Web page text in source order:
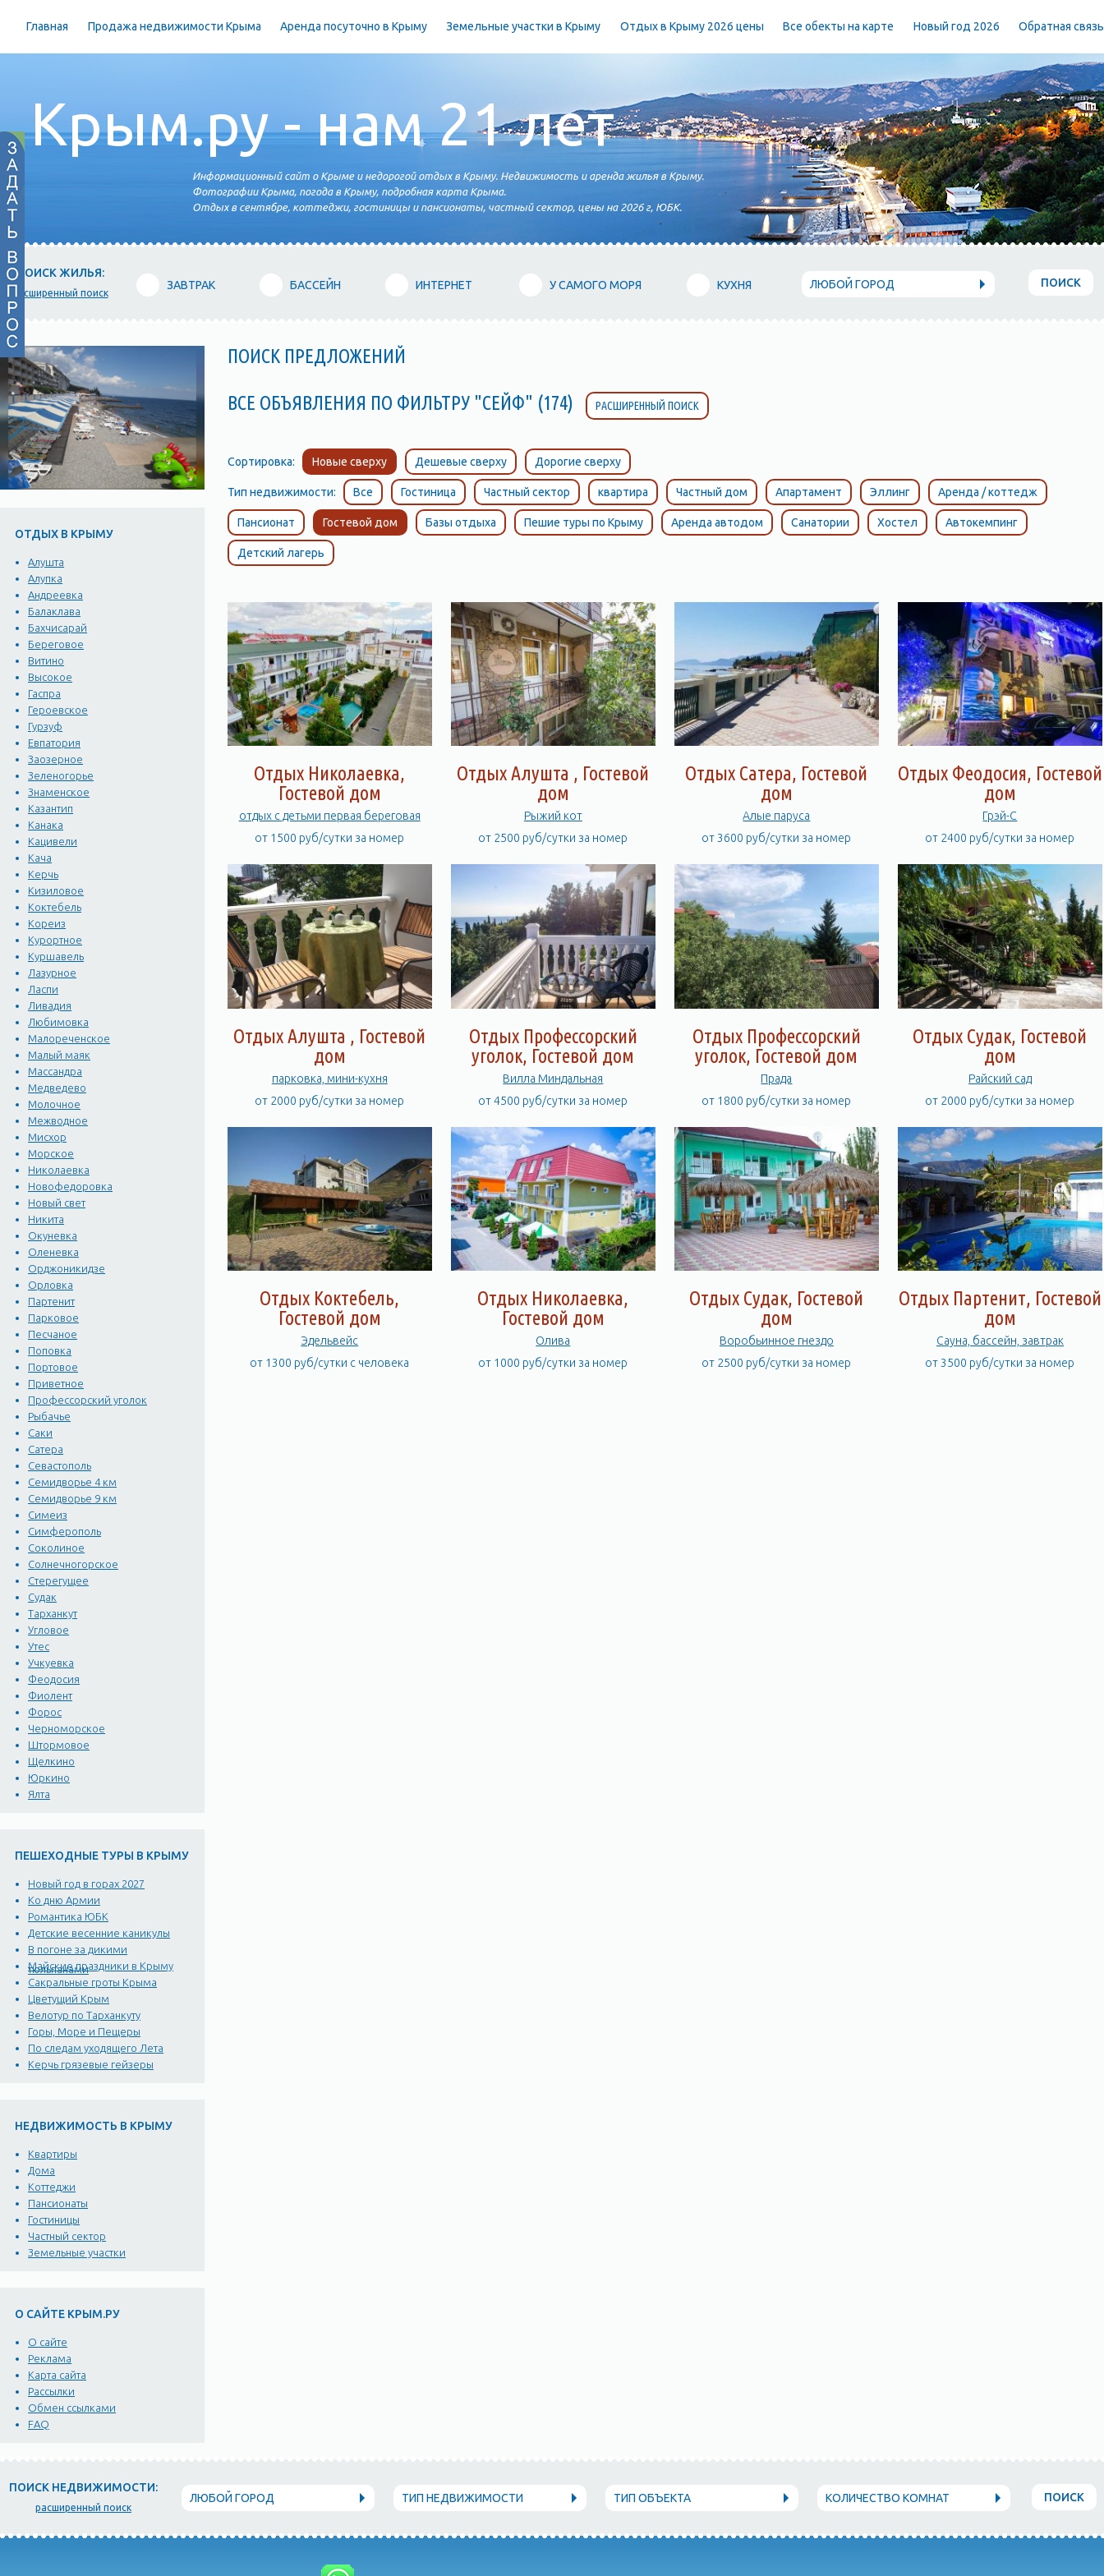
Главная Продажа недвижимости Крыма Аренда посуточно в Крыму Земельные участки в Крыму Отдых в Крыму 2026 цены Все обекты на карте Новый год 2026 Обратная связь
Крым.ру - нам 21 лет
Информационный сайт о Крыме и недорогой отдых в Крыму. Недвижимость и аренда жилья в Крыму.
Фотографии Крыма, погода в Крыму, подробная карта Крыма.
Отдых в сентябре, коттеджи, гостиницы и пансионаты, частный сектор, цены на 2026 г, ЮБК.
ПОИСК ЖИЛЬЯ:
расширенный поиск
ЗАВТРАК БАССЕЙН ИНТЕРНЕТ У САМОГО МОРЯ КУХНЯ ЛЮБОЙ ГОРОД ПОИСК
ОТДЫХ В КРЫМУ
Алушта
Алупка
Андреевка
Балаклава
Бахчисарай
Береговое
Витино
Высокое
Гаспра
Героевское
Гурзуф
Евпатория
Заозерное
Зеленогорье
Знаменское
Казантип
Канака
Кацивели
Кача
Керчь
Кизиловое
Коктебель
Кореиз
Курортное
Куршавель
Лазурное
Ласпи
Ливадия
Любимовка
Малореченское
Малый маяк
Массандра
Медведево
Молочное
Межводное
Мисхор
Морское
Николаевка
Новофедоровка
Новый свет
Никита
Окуневка
Оленевка
Орджоникидзе
Орловка
Партенит
Парковое
Песчаное
Поповка
Портовое
Приветное
Профессорский уголок
Рыбачье
Саки
Сатера
Севастополь
Семидворье 4 км
Семидворье 9 км
Симеиз
Симферополь
Соколиное
Солнечногорское
Стерегущее
Судак
Тарханкут
Угловое
Утес
Учкуевка
Феодосия
Фиолент
Форос
Черноморское
Штормовое
Щелкино
Юркино
Ялта
ПЕШЕХОДНЫЕ ТУРЫ В КРЫМУ
Новый год в горах 2027
Ко дню Армии
Романтика ЮБК
Детские весенние каникулы
В погоне за дикими
тюльпанами
Майские праздники в Крыму
Сакральные гроты Крыма
Цветущий Крым
Велотур по Тарханкуту
Горы, Море и Пещеры
По следам уходящего Лета
Керчь грязевые гейзеры
НЕДВИЖИМОСТЬ В КРЫМУ
Квартиры
Дома
Коттеджи
Пансионаты
Гостиницы
Частный сектор
Земельные участки
О САЙТЕ КРЫМ.РУ
О сайте
Реклама
Карта сайта
Рассылки
Обмен ссылками
FAQ
ПОИСК ПРЕДЛОЖЕНИЙ
ВСЕ ОБЪЯВЛЕНИЯ ПО ФИЛЬТРУ "СЕЙФ" (174) РАСШИРЕННЫЙ ПОИСК
Сортировка: Новые сверху Дешевые сверху Дорогие сверху
Тип недвижимости: Все Гостиница Частный сектор квартира Частный дом Апартамент Эллинг Аренда / коттедж
Пансионат Гостевой дом Базы отдыха Пешие туры по Крыму Аренда автодом Санатории Хостел Автокемпинг
Детский лагерь
Отдых Николаевка,
Гостевой дом
отдых с детьми первая береговая
от 1500 руб/сутки за номер
Отдых Алушта , Гостевой
дом
Рыжий кот
от 2500 руб/сутки за номер
Отдых Сатера, Гостевой
дом
Алые паруса
от 3600 руб/сутки за номер
Отдых Феодосия, Гостевой
дом
Грэй-С
от 2400 руб/сутки за номер
Отдых Алушта , Гостевой
дом
парковка, мини-кухня
от 2000 руб/сутки за номер
Отдых Профессорский
уголок, Гостевой дом
Вилла Миндальная
от 4500 руб/сутки за номер
Отдых Профессорский
уголок, Гостевой дом
Прада
от 1800 руб/сутки за номер
Отдых Судак, Гостевой
дом
Райский сад
от 2000 руб/сутки за номер
Отдых Коктебель,
Гостевой дом
Эдельвейс
от 1300 руб/сутки с человека
Отдых Николаевка,
Гостевой дом
Олива
от 1000 руб/сутки за номер
Отдых Судак, Гостевой
дом
Воробьинное гнездо
от 2500 руб/сутки за номер
Отдых Партенит, Гостевой
дом
Сауна, бассейн, завтрак
от 3500 руб/сутки за номер
ПОИСК НЕДВИЖИМОСТИ:
расширенный поиск
ЛЮБОЙ ГОРОД ТИП НЕДВИЖИМОСТИ ТИП ОБЪЕКТА КОЛИЧЕСТВО КОМНАТ ПОИСК